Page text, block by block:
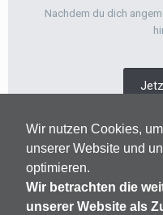
Wir nutzen Cookies,
unserer Website und
optimieren.
Wir betrachten die
unserer Website als
Nachdem du dich
GEHE ZUR